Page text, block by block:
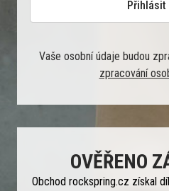
Přihlásit
Vaše osobní údaje budou
zpracování
OVĚŘENO
Obchod rockspring.cz získal